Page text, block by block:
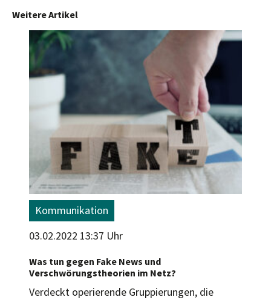
Weitere Artikel
Kommunikation
03.02.2022 13:37 Uhr
Was tun gegen Fake News und
Verschwörungstheorien im Netz?
Verdeckt operierende Gruppierungen, die